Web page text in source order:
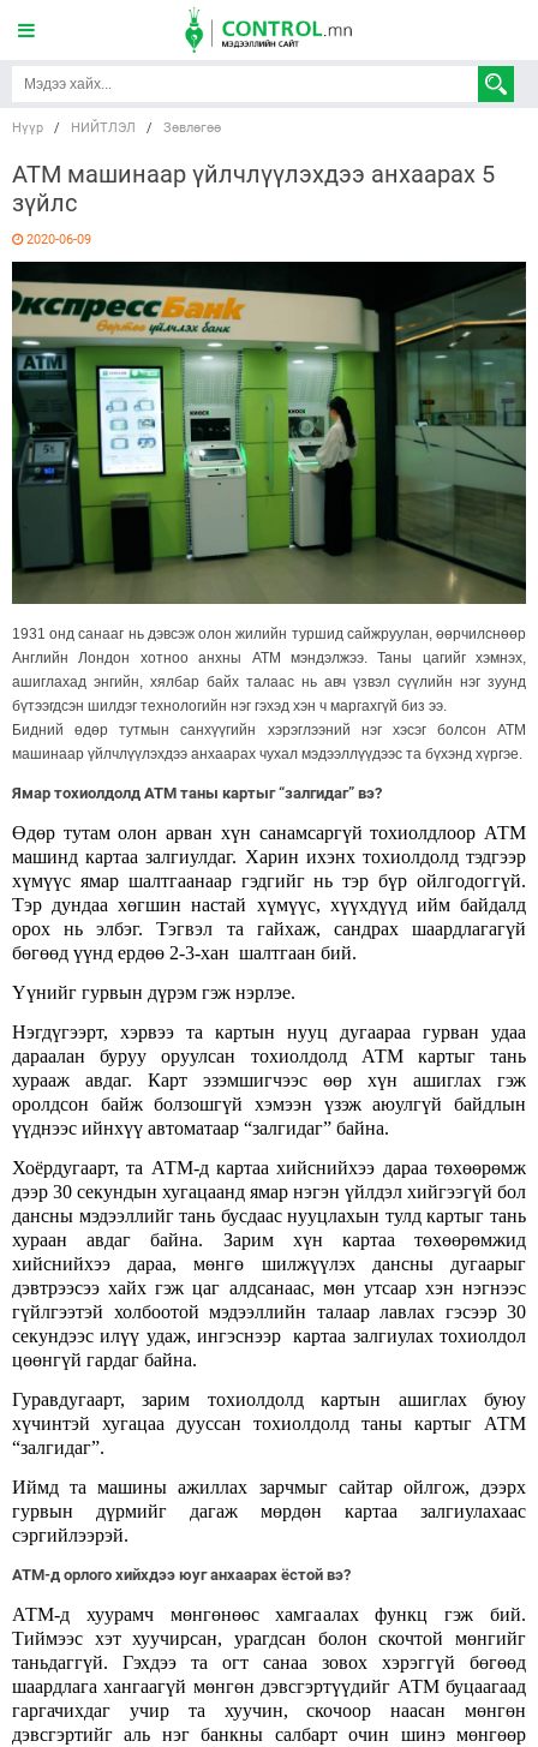
Нүүр / НИЙТЛЭЛ / Зөвлөгөө
АТМ машинаар үйлчлүүлэхдээ анхаарах 5
зүйлс
2020-06-09
1931 онд санааг нь дэвсэж олон жилийн туршид сайжруулан, өөрчилснөөр
Английн Лондон хотноо анхны АТМ мэндэлжээ. Таны цагийг хэмнэх,
ашиглахад энгийн, хялбар байх талаас нь авч үзвэл сүүлийн нэг зуунд
бүтээгдсэн шилдэг технологийн нэг гэхэд хэн ч маргахгүй биз ээ.
Бидний өдөр тутмын санхүүгийн хэрэглээний нэг хэсэг болсон АТМ
машинаар үйлчлүүлэхдээ анхаарах чухал мэдээллүүдээс та бүхэнд хүргэе.
Ямар тохиолдолд АТМ таны картыг “залгидаг” вэ?
Өдөр тутам олон арван хүн санамсаргүй тохиолдлоор АТМ
машинд картаа залгиулдаг. Харин ихэнх тохиолдолд тэдгээр
хүмүүс ямар шалтгаанаар гэдгийг нь тэр бүр ойлгодоггүй.
Тэр дундаа хөгшин настай хүмүүс, хүүхдүүд ийм байдалд
орох нь элбэг. Тэгвэл та гайхаж, сандрах шаардлагагүй
бөгөөд үүнд ердөө 2-3-хан шалтгаан бий.
Үүнийг гурвын дүрэм гэж нэрлэе.
Нэгдүгээрт, хэрвээ та картын нууц дугаараа гурван удаа
дараалан буруу оруулсан тохиолдолд АТМ картыг тань
хурааж авдаг. Карт эзэмшигчээс өөр хүн ашиглах гэж
оролдсон байж болзошгүй хэмээн үзэж аюулгүй байдлын
үүднээс ийнхүү автоматаар “залгидаг” байна.
Хоёрдугаарт, та АТМ-д картаа хийснийхээ дараа төхөөрөмж
дээр 30 секундын хугацаанд ямар нэгэн үйлдэл хийгээгүй бол
дансны мэдээллийг тань бусдаас нууцлахын тулд картыг тань
хураан авдаг байна. Зарим хүн картаа төхөөрөмжид
хийснийхээ дараа, мөнгө шилжүүлэх дансны дугаарыг
дэвтрээсээ хайх гэж цаг алдсанаас, мөн утсаар хэн нэгнээс
гүйлгээтэй холбоотой мэдээллийн талаар лавлах гэсээр 30
секундээс илүү удаж, ингэснээр картаа залгиулах тохиолдол
цөөнгүй гардаг байна.
Гуравдугаарт, зарим тохиолдолд картын ашиглах буюу
хүчинтэй хугацаа дууссан тохиолдолд таны картыг АТМ
“залгидаг”.
Иймд та машины ажиллах зарчмыг сайтар ойлгож, дээрх
гурвын дүрмийг дагаж мөрдөн картаа залгиулахаас
сэргийлээрэй.
АТМ-д орлого хийхдээ юуг анхаарах ёстой вэ?
АТМ-д хуурамч мөнгөнөөс хамгаалах функц гэж бий.
Тиймээс хэт хуучирсан, урагдсан болон скочтой мөнгийг
таньдаггүй. Гэхдээ та огт санаа зовох хэрэггүй бөгөөд
шаардлага хангаагүй мөнгөн дэвсгэртүүдийг АТМ буцаагаад
гаргачихдаг учир та хуучин, скочоор наасан мөнгөн
дэвсгэртийг аль нэг банкны салбарт очин шинэ мөнгөөр